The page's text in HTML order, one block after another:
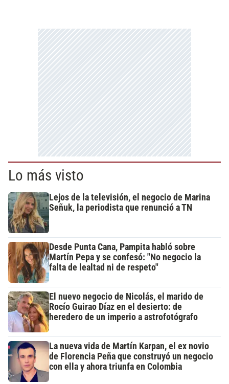
Lo más visto
Lejos de la televisión, el negocio de Marina
Señuk, la periodista que renunció a TN
Desde Punta Cana, Pampita habló sobre
Martín Pepa y se confesó: "No negocio la
falta de lealtad ni de respeto"
El nuevo negocio de Nicolás, el marido de
Rocío Guirao Díaz en el desierto: de
heredero de un imperio a astrofotógrafo
La nueva vida de Martín Karpan, el ex novio
de Florencia Peña que construyó un negocio
con ella y ahora triunfa en Colombia